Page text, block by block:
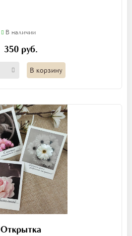
В наличии
350 руб.
В корзину
Открытка